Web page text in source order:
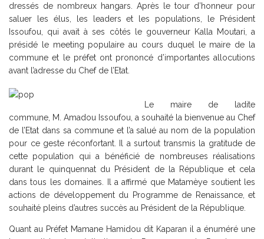
dressés de nombreux hangars. Après le tour d’honneur pour
saluer les élus, les leaders et les populations, le Président
Issoufou, qui avait à ses côtés le gouverneur Kalla Moutari, a
présidé le meeting populaire au cours duquel le maire de la
commune et le préfet ont prononcé d’importantes allocutions
avant l’adresse du Chef de l’Etat.
Le maire de ladite
commune, M. Amadou Issoufou, a souhaité la bienvenue au Chef
de l’Etat dans sa commune et l’a salué au nom de la population
pour ce geste réconfortant. Il a surtout transmis la gratitude de
cette population qui a bénéficié de nombreuses réalisations
durant le quinquennat du Président de la République et cela
dans tous les domaines. Il a affirmé que Matamèye soutient les
actions de développement du Programme de Renaissance, et
souhaité pleins d’autres succès au Président de la République.
Quant au Préfet Mamane Hamidou dit Kaparan il a énuméré une